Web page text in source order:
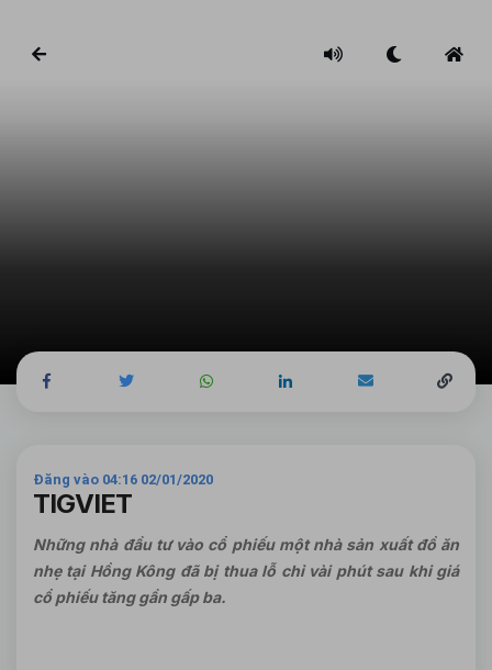
Đăng vào 04:16 02/01/2020
TIGVIET
Những nhà đầu tư vào cổ phiếu một nhà sản xuất đồ ăn
nhẹ tại Hồng Kông đã bị thua lỗ chỉ vài phút sau khi giá
cổ phiếu tăng gần gấp ba.